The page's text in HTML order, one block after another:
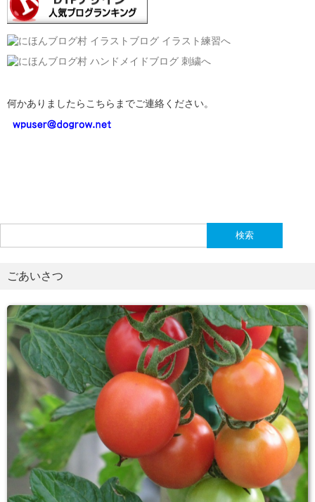
何かありましたらこちらまでご連絡ください。
索:
ごあいさつ